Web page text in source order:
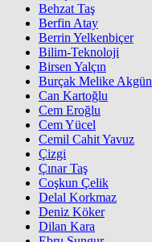
Behzat Taş
Berfin Atay
Berrin Yelkenbiçer
Bilim-Teknoloji
Birsen Yalçın
Burçak Melike Akgün
Can Kartoğlu
Cem Eroğlu
Cem Yücel
Cemil Cahit Yavuz
Çizgi
Çınar Taş
Coşkun Çelik
Delal Korkmaz
Deniz Köker
Dilan Kara